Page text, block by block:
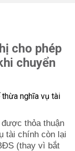
cho phép
chuyển
thỏa thuận
tài chính còn lại
(thay vì bắt